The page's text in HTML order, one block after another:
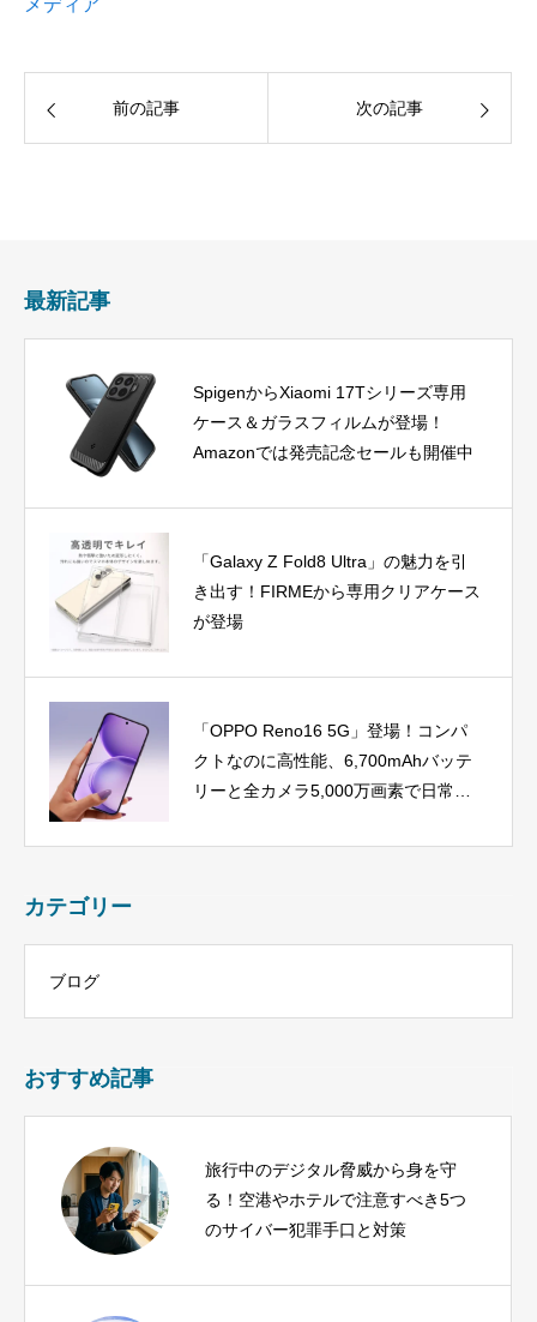
前の記事 次の記事
最新記事
SpigenからXiaomi 17Tシリーズ専用
ケース＆ガラスフィルムが登場！
Amazonでは発売記念セールも開催中
「Galaxy Z Fold8 Ultra」の魅力を引
き出す！FIRMEから専用クリアケース
が登場
「OPPO Reno16 5G」登場！コンパ
クトなのに高性能、6,700mAhバッテ
リーと全カメラ5,000万画素で日常を
カテゴリー
ブログ
おすすめ記事
旅行中のデジタル脅威から身を守
る！空港やホテルで注意すべき5つ
のサイバー犯罪手口と対策